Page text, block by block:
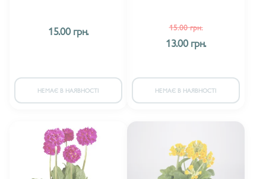
15.00 грн.
НЕМАЄ В НАЯВНОСТІ
15.00 грн.
13.00 грн.
НЕМАЄ В НАЯВНОСТІ